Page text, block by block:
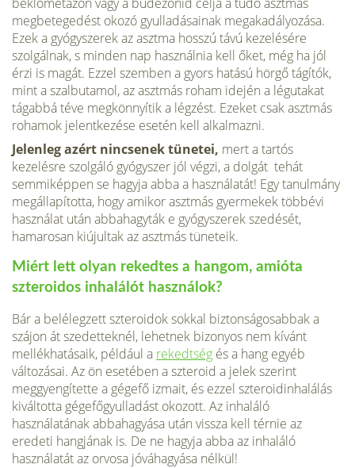
megbetegedést okozó gyulladásainak megakadályozása.
Ezek a gyógyszerek az asztma hosszú távú kezelésére
szolgálnak, s minden nap használnia kell őket, még ha jól
érzi is magát. Ezzel szemben a gyors hatású hörgő tágítók,
mint a szalbutamol, az asztmás roham idején a légutakat
tágabbá téve megkönnyítik a légzést. Ezeket csak asztmás
rohamok jelentkezése esetén kell alkalmazni.
Jelenleg azért nincsenek tünetei, mert a tartós
kezelésre szolgáló gyógyszer jól végzi, a dolgát tehát
semmiképpen se hagyja abba a használatát! Egy tanulmány
megállapította, hogy amikor asztmás gyermekek többévi
használat után abbahagyták e gyógyszerek szedését,
hamarosan kiújultak az asztmás tüneteik.
Miért lett olyan rekedtes a hangom, amióta
szteroidos inhalálót használok?
Bár a belélegzett szteroidok sokkal biztonságosabbak a
szájon át szedetteknél, lehetnek bizonyos nem kívánt
mellékhatásaik, például a rekedtség és a hang egyéb
változásai. Az ön esetében a szteroid a jelek szerint
meggyengítette a gégefő izmait, és ezzel szteroidinhalálás
kiváltotta gégefőgyulladást okozott. Az inhaláló
használatának abbahagyása után vissza kell térnie az
eredeti hangjának is. De ne hagyja abba az inhaláló
használatát az orvosa jóváhagyása nélkül!